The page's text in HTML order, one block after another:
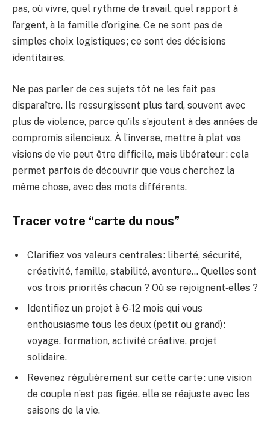
pas, où vivre, quel rythme de travail, quel rapport à
l’argent, à la famille d’origine. Ce ne sont pas de
simples choix logistiques ; ce sont des décisions
identitaires.
Ne pas parler de ces sujets tôt ne les fait pas
disparaître. Ils ressurgissent plus tard, souvent avec
plus de violence, parce qu’ils s’ajoutent à des années de
compromis silencieux. À l’inverse, mettre à plat vos
visions de vie peut être difficile, mais libérateur : cela
permet parfois de découvrir que vous cherchez la
même chose, avec des mots différents.
Tracer votre “carte du nous”
Clarifiez vos valeurs centrales : liberté, sécurité,
créativité, famille, stabilité, aventure… Quelles sont
vos trois priorités chacun ? Où se rejoignent‑elles ?
Identifiez un projet à 6‑12 mois qui vous
enthousiasme tous les deux (petit ou grand) :
voyage, formation, activité créative, projet
solidaire.
Revenez régulièrement sur cette carte : une vision
de couple n’est pas figée, elle se réajuste avec les
saisons de la vie.